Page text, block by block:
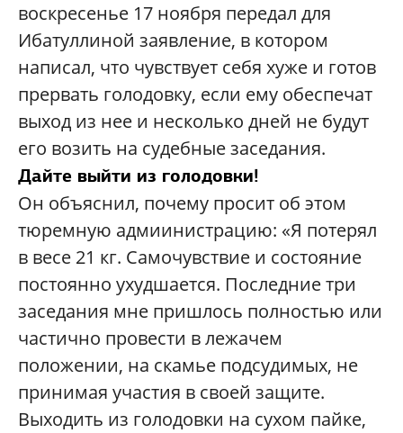
воскресенье 17 ноября передал для
Ибатуллиной заявление, в котором
написал, что чувствует себя хуже и готов
прервать голодовку, если ему обеспечат
выход из нее и несколько дней не будут
его возить на судебные заседания.
Дайте выйти из голодовки!
Он объяснил, почему просит об этом
тюремную адмиинистрацию: «Я потерял
в весе 21 кг. Самочувствие и состояние
постоянно ухудшается. Последние три
заседания мне пришлось полностью или
частично провести в лежачем
положении, на скамье подсудимых, не
принимая участия в своей защите.
Выходить из голодовки на сухом пайке,